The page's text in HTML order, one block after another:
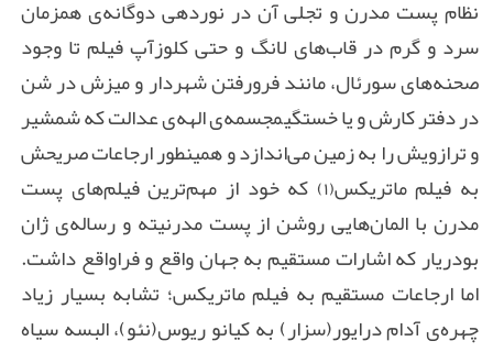
نظام پست مدرن و تجلی آن در نوردهی دوگانه‌ی همزمان
سرد و گرم در قاب‌های لانگ و حتی کلوزآپ فیلم تا وجود
صحنه‌های سورئال، مانند فرورفتن شهردار و میزش در شن
در دفتر کارش و یا خستگیمجسمه‌یالهه‌ی عدالت که شمشیر
و ترازویش را به زمین می‌اندازد و همینطور ارجاعات صریحش
به فیلم ماتریکس(۱)
که خود از مهم‌ترین فیلم‌های پست
مدرن با المان‌هایی روشن از پست مدرنیته و رساله‌ی ژان
بودریار که اشارات مستقیم به جهان واقع و فراواقع داشت.
اما ارجاعات مستقیم به فیلم ماتریکس؛ تشابه بسیار زیاد
چهره‌ی آدام درایور(سزار) به کیانو ریوس(نئو)، البسه سیاه